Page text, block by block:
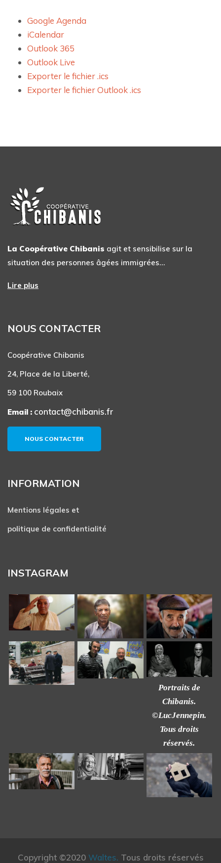
Google Agenda
iCalendar
Outlook 365
Outlook Live
Exporter le fichier .ics
Exporter le fichier Outlook .ics
La Coopérative Chibanis agit et sensibilise sur la
situation des personnes âgées immigrées…
Lire plus
NOUS CONTACTER
Coopérative Chibanis
24, Place de la Liberté,
59 100 Roubaix
Email : contact@chibanis.fr
NOUS CONTACTER
INFORMATION
Mentions légales et
politique de confidentialité
INSTAGRAM
Portraits de
Chibanis.
©LucJennepin.
Tous droits
réservés.
Copyright ©2020 Waltes. Tous droits réservés